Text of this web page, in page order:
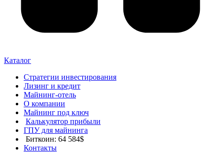
Каталог
Стратегии инвестирования
Лизинг и кредит
Майнинг-отель
О компании
Майнинг под ключ
Калькулятор прибыли
ГПУ для майнинга
Биткоин: 64 584$
Контакты